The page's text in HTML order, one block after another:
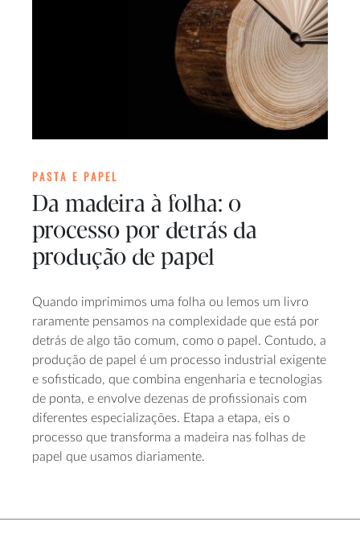
PASTA E PAPEL
Da madeira à folha: o
processo por detrás da
produção de papel
Quando imprimimos uma folha ou lemos um livro
raramente pensamos na complexidade que está por
detrás de algo tão comum, como o papel. Contudo, a
produção de papel é um processo industrial exigente
e sofisticado, que combina engenharia e tecnologias
de ponta, e envolve dezenas de profissionais com
diferentes especializações. Etapa a etapa, eis o
processo que transforma a madeira nas folhas de
papel que usamos diariamente.